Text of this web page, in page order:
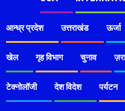
आन्ध्र प्रदेश उत्तराखंड ऊर्जा
खेल गृह विभाग चुनाव
टेक्नोलॉजी देश विदेश पर्यटन